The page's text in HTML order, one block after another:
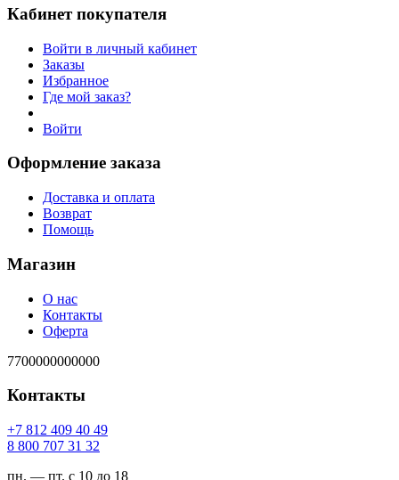
Кабинет покупателя
Войти в личный кабинет
Заказы
Избранное
Где мой заказ?
Войти
Оформление заказа
Доставка и оплата
Возврат
Помощь
Магазин
О нас
Контакты
Оферта
7700000000000
Контакты
94 04 904 218 7+
23 13 707 008 8
пн. — пт. с 10 до 18